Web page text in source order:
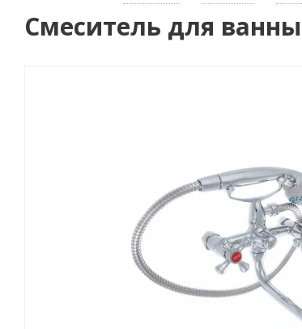
Смеситель для